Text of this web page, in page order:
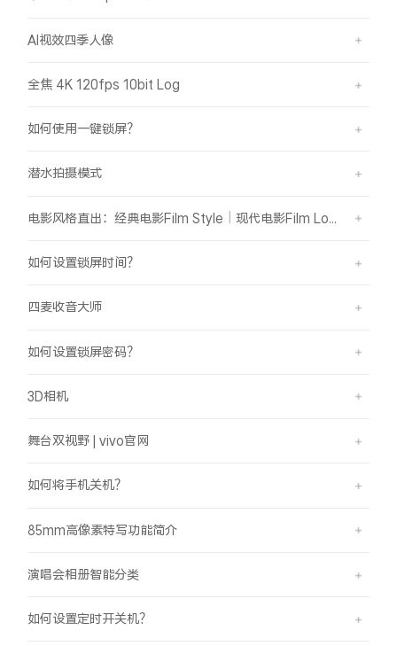
AI视效四季人像
全焦 4K 120fps 10bit Log
如何使用一键锁屏？
潜水拍摄模式
如何设置锁屏时间？
四麦收音大师
如何设置锁屏密码？
3D相机
舞台双视野 | vivo官网
如何将手机关机？
85mm高像素特写功能简介
演唱会相册智能分类
如何设置定时开关机？